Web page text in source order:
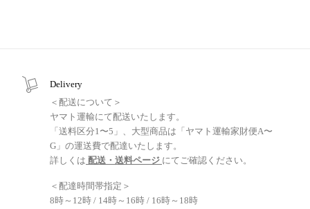
Delivery
＜配送について＞
ヤマト運輸にて配送いたします。
「送料区分1〜5」、大型商品は「ヤマト運輸家財便A〜
G」の運送費で配達いたします。
詳しくは 配送・送料ページ にてご確認ください。
＜配達時間帯指定＞
8時～12時 / 14時～16時 / 16時～18時